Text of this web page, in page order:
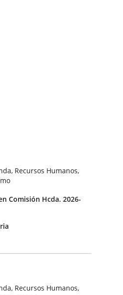
Recursos Humanos,
Comisión Hcda. 2026-
aplicación
Recursos Humanos,